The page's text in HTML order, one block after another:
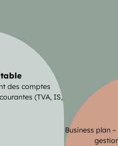
des comptes
(TVA, IS,
Business plan